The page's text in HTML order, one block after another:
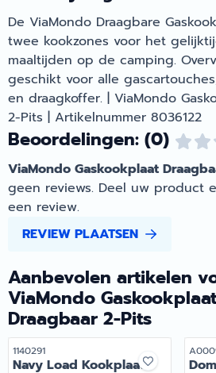
De ViaMondo Draagbare
twee kookzones voor het
maaltijden op de camping.
geschikt voor alle
en draagkoffer. | ViaMondo
2-Pits | Artikelnummer 8036122
Beoordelingen: (0)
ViaMondo Gaskookplaat
geen reviews. Deel uw product
een review.
REVIEW PLAATSEN
Aanbevolen artikelen
ViaMondo Gaskookplaat
Draagbaar 2-Pits
Artikelnummer
1140291
Navy Load Kookplaat